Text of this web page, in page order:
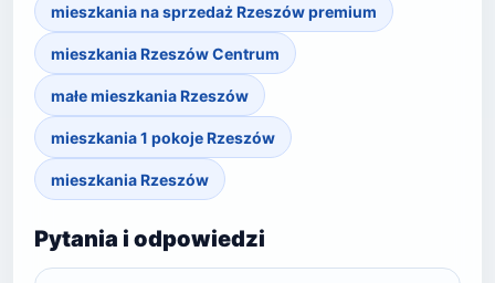
mieszkania na sprzedaż Rzeszów premium
mieszkania Rzeszów Centrum
małe mieszkania Rzeszów
mieszkania 1 pokoje Rzeszów
mieszkania Rzeszów
Pytania i odpowiedzi